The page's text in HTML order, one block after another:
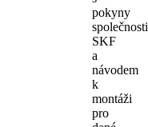
pokyny
společnosti
SKF
a
návodem
k
montáži
pro